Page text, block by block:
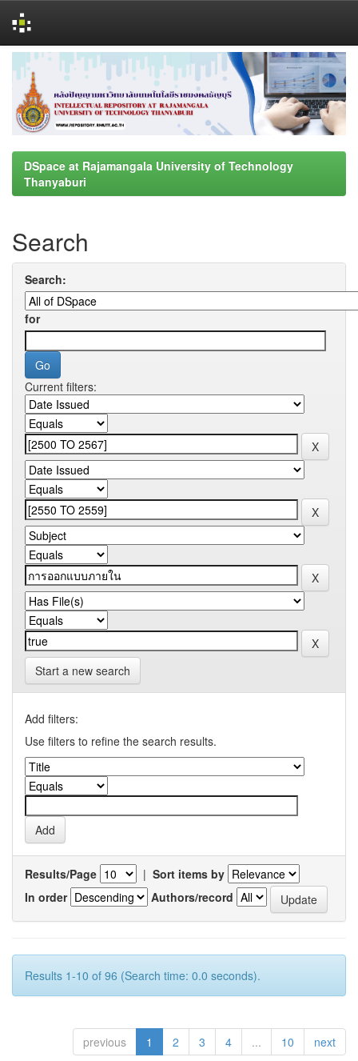
navigation
DSpace at Rajamangala University of Technology
Thanyaburi
Search
Search:
for
Current filters:
Start a new search
Add filters:
Use filters to refine the search results.
Results/Page | Sort items by
In order
Authors/record
Results 1-10 of 96 (Search time: 0.0 seconds).
previous 1 2 3 4 ... 10 next